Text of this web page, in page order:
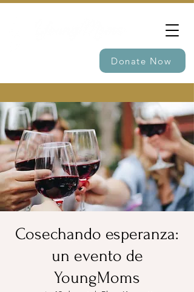
Donate Now
Cosechando esperanza:
un evento de
YoungMoms